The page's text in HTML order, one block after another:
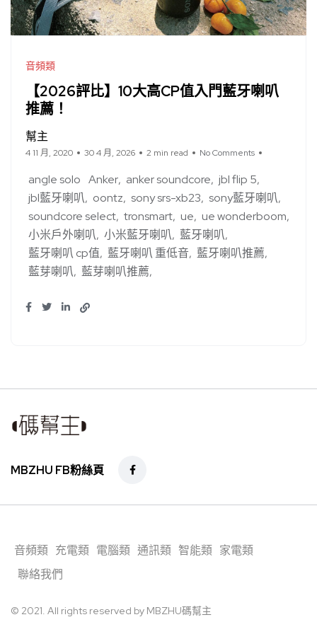
音頻類
【2026評比】10大高CP值入門藍牙喇叭
推薦！
幫主
4 11 月, 2020 30 4 月, 2026 2 min read No Comments
angle solo Anker anker soundcore jbl flip 5
jbl藍牙喇叭
oontz sony srs-xb23 sony藍牙喇叭
soundcore select tronsmart ue ue wonderboom
小米戶外喇叭 小米藍牙喇叭
藍牙喇叭
藍牙喇叭 cp值
藍牙喇叭 重低音
藍牙喇叭推薦
藍芽喇叭
藍芽喇叭推薦
MBZHU FB粉絲頁
音頻類 充電類 電腦類 通訊類 智能類 家電類
聯絡我們
© 2021. All rights reserved by MBZHU碼幫主